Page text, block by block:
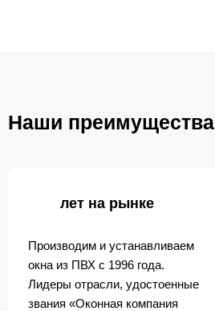
Наши преимущества
лет на рынке
Производим и устанавливаем
окна из ПВХ с 1996 года.
Лидеры отрасли, удостоенные
звания «Оконная компания